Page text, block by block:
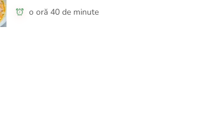
o oră 40 de minute